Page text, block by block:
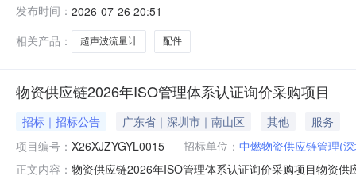
（座机）：？？e联合采购人：资金来源：自筹资金采
发布时间： 2026-07-26 20:51
相关产品：
超声波流量计 配件
物资供应链2026年ISO管理体系认证询价采购项目
招标｜招标公告 广东省｜深圳市｜南山区 其他
服务
项目编号： X26XJZYGYL0015 招标单位： 中燃物资供应链管理(
正文内容： 物资供应链2026年ISO管理体系认证询价采购项目物资